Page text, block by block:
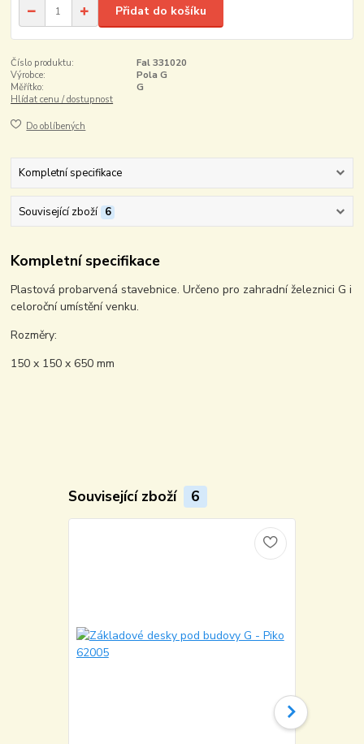
Přidat do košíku
Číslo produktu:
Fal 331020
Výrobce:
Pola G
Měřítko:
G
Hlídat cenu / dostupnost
Do oblíbených
Kompletní specifikace
Související zboží 6
Kompletní specifikace
Plastová probarvená stavebnice. Určeno pro zahradní železnici G i
celoroční umístění venku.
Rozměry:
150 x 150 x 650 mm
Související zboží 6